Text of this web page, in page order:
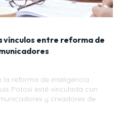
entre reforma de
la reforma de inteligencia
Potosí esté vinculada con
y creadores de